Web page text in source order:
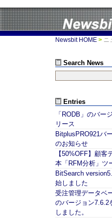
Newsbit HOME > ニ
Search News
Entries
「RODB」のバー
リース
BitplusPRO921バ
のお知らせ
【50%OFF】顧客
本「RFM分析」ツ
BitSearch
始しました
受注管理データベ
のバージョン7.6.2
しました。